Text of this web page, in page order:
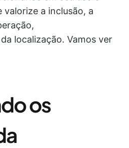
valorize a inclusão, a
localização. Vamos ver
os